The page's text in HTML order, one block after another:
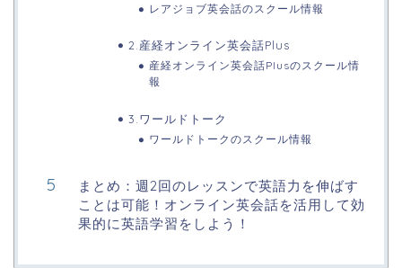
レアジョブ英会話のスクール情報
2.産経オンライン英会話Plus
産経オンライン英会話Plusのスクール情
報
3.ワールドトーク
ワールドトークのスクール情報
まとめ：週2回のレッスンで英語力を伸ばす
ことは可能！オンライン英会話を活用して効
果的に英語学習をしよう！